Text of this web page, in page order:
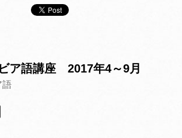
ア語講座 2017年4～9月
語